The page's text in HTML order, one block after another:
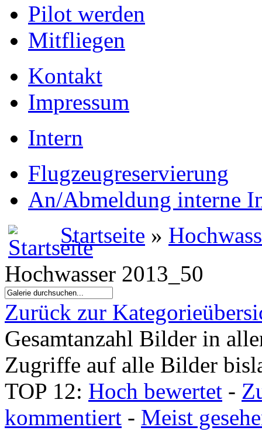
Pilot werden
Mitfliegen
Kontakt
Impressum
Intern
Flugzeugreservierung
An/Abmeldung interne
Startseite »
Hochwasser 2013_50
Zurück zur
Gesamtanzahl Bilder in
Zugriffe auf alle Bilder
TOP 12: Hoch bewertet -
kommentiert - Meist